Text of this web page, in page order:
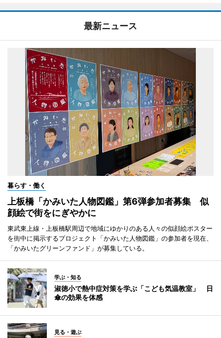
最新ニュース
暮らす・働く
上板橋「かみいた人物図鑑」第6弾参加者募集 似
顔絵で街をにぎやかに
東武東上線・上板橋駅周辺で地域にゆかりのある人々の似顔絵ポスター
を街中に掲示するプロジェクト「かみいた人物図鑑」の参加者を現在、
「かみいたグリーンファンド」が募集している。
学ぶ・知る
淑徳小で熱中症対策を学ぶ「こども気温教室」 日
傘の効果を体感
見る・遊ぶ